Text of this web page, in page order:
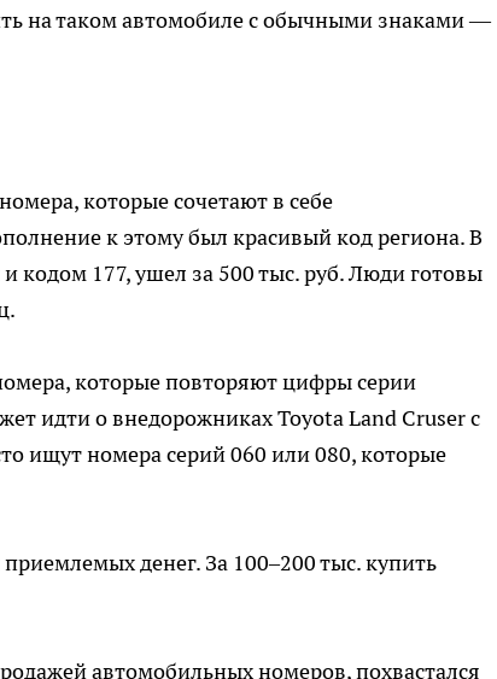
на таком автомобиле с обычными знаками —
которые сочетают в себе
к этому был красивый код региона. В
кодом 177, ушел за 500 тыс. руб. Люди готовы
которые повторяют цифры серии
идти о внедорожниках Toyota Land Cruser с
ищут номера серий 060 или 080, которые
денег. За 100–200 тыс. купить
автомобильных номеров, похвастался